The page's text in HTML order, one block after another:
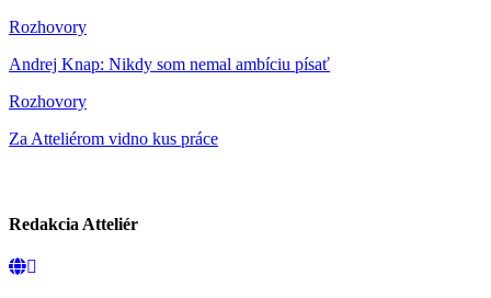
Rozhovory
Andrej Knap: Nikdy som nemal ambíciu písať
Rozhovory
Za Atteliérom vidno kus práce
Redakcia Atteliér